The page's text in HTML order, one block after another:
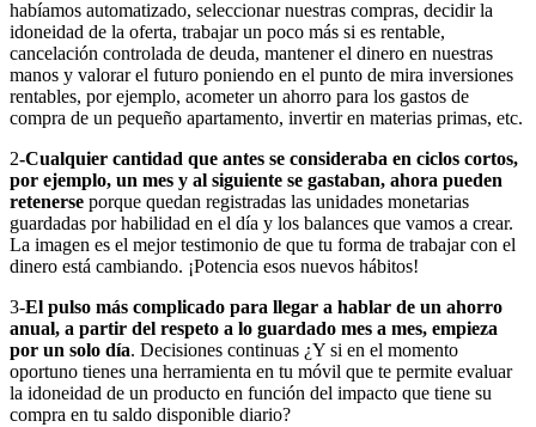
habíamos automatizado, seleccionar nuestras compras, decidir la
idoneidad de la oferta, trabajar un poco más si es rentable,
cancelación controlada de deuda, mantener el dinero en nuestras
manos y valorar el futuro poniendo en el punto de mira inversiones
rentables, por ejemplo, acometer un ahorro para los gastos de
compra de un pequeño apartamento, invertir en materias primas, etc.
2-Cualquier cantidad que antes se consideraba en ciclos cortos,
por ejemplo, un mes y al siguiente se gastaban, ahora pueden
retenerse porque quedan registradas las unidades monetarias
guardadas por habilidad en el día y los balances que vamos a crear.
La imagen es el mejor testimonio de que tu forma de trabajar con el
dinero está cambiando. ¡Potencia esos nuevos hábitos!
3-El pulso más complicado para llegar a hablar de un ahorro
anual, a partir del respeto a lo guardado mes a mes, empieza
por un solo día. Decisiones continuas ¿Y si en el momento
oportuno tienes una herramienta en tu móvil que te permite evaluar
la idoneidad de un producto en función del impacto que tiene su
compra en tu saldo disponible diario?